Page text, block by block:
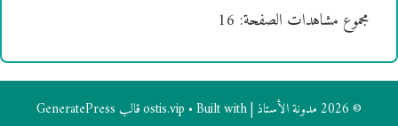
مجموع مشاهدات الصفحة: 16
© 2026 مدونة الأستاذ | ostis.vip • Built with قالب GeneratePress